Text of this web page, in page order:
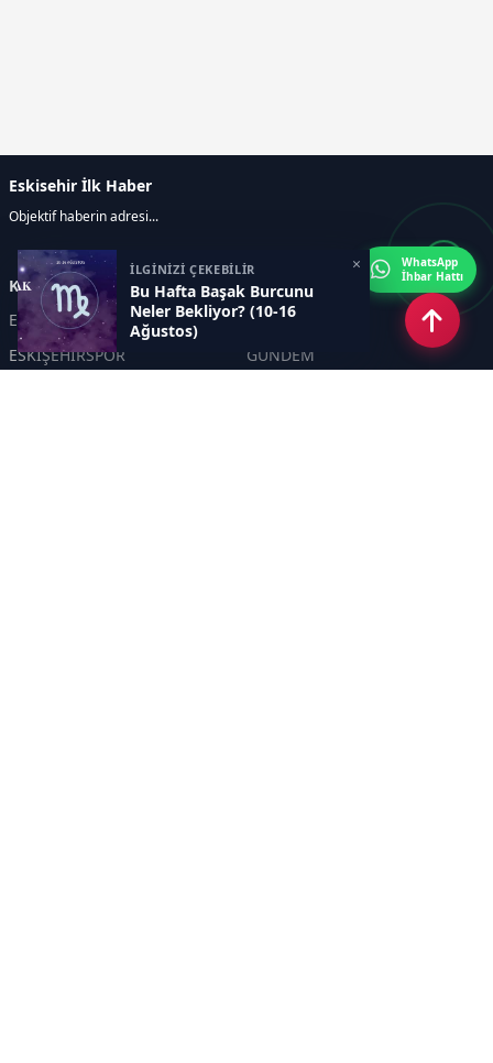
İLGİNİZİ ÇEKEBİLİR
Bu Hafta Başak Burcunu
Neler Bekliyor? (10-16
Ağustos)
×
Eskisehir İlk Haber
Objektif haberin adresi...
Kategoriler
ESKİŞEHİR
GENEL
ESKİŞEHİRSPOR
GÜNDEM
WhatsApp
İhbar Hattı